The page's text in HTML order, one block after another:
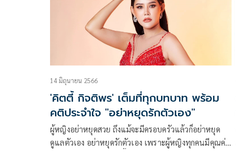
14 มิถุนายน 2566
'คิตตี้ กิจติพร' เต็มที่ทุกบทบาท พร้อม
คติประจำใจ "อย่าหยุดรักตัวเอง"
ผู้หญิงอย่าหยุดสวย ถึงแม้จะมีครอบครัวแล้วก็อย่าหยุด
ดูแลตัวเอง อย่าหยุดรักตัวเอง เพราะผู้หญิงทุกคนมีคุณค่า